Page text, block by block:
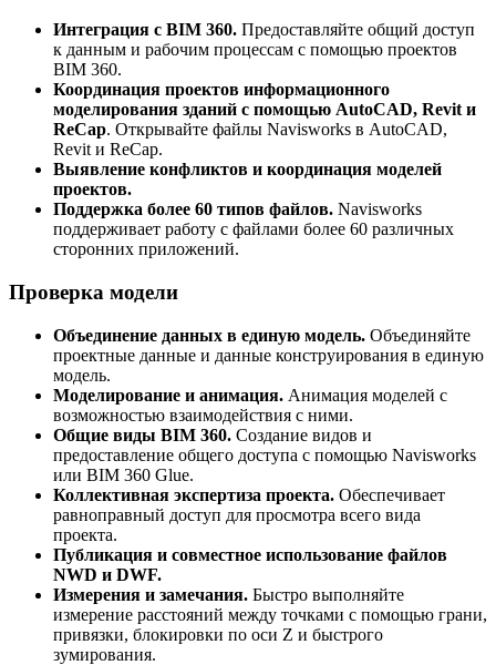
Интеграция с BIM 360. Предоставляйте общий доступ
к данным и рабочим процессам с помощью проектов
BIM 360.
Координация проектов информационного
моделирования зданий с помощью AutoCAD, Revit и
ReCap. Открывайте файлы Navisworks в AutoCAD,
Revit и ReCap.
Выявление конфликтов и координация моделей
проектов.
Поддержка более 60 типов файлов. Navisworks
поддерживает работу с файлами более 60 различных
сторонних приложений.
Проверка модели
Объединение данных в единую модель. Объединяйте
проектные данные и данные конструирования в единую
модель.
Моделирование и анимация. Анимация моделей с
возможностью взаимодействия с ними.
Общие виды BIM 360. Создание видов и
предоставление общего доступа с помощью Navisworks
или BIM 360 Glue.
Коллективная экспертиза проекта. Обеспечивает
равноправный доступ для просмотра всего вида
проекта.
Публикация и совместное использование файлов
NWD и DWF.
Измерения и замечания. Быстро выполняйте
измерение расстояний между точками с помощью грани,
привязки, блокировки по оси Z и быстрого
зумирования.